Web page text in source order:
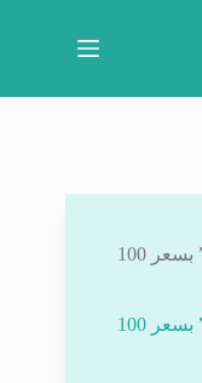
OpenAI تستعد لإطلاق اشتراك “Pro Lite” بسعر 100
OpenAI تستعد لإطلاق اشتراك “Pro Lite” بسعر 100